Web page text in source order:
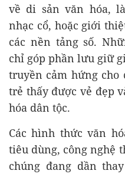
về di sản văn hóa,
nhạc cổ, hoặc giới
các nền tảng số.
chỉ góp phần lưu giữ
truyền cảm hứng cho
trẻ thấy được vẻ đẹp
hóa dân tộc.
Các hình thức văn
tiêu dùng, công nghệ
chúng đang dần